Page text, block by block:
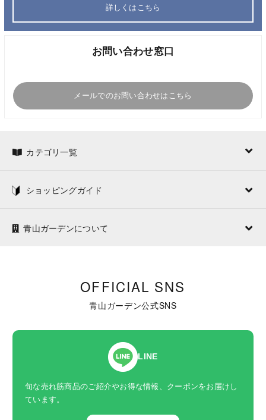
詳しくはこちら
お問い合わせ窓口
メールでのお問い合わせはこちら
カテゴリ一覧
ショッピングガイド
青山ガーデンについて
OFFICIAL SNS
青山ガーデン公式SNS
LINE
旬な売れ筋商品のご紹介やお得な情報、クーポンをお届けし
ています。